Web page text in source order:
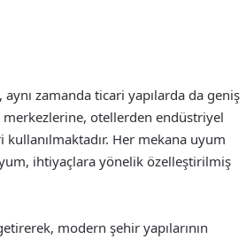
zamanda ticari yapılarda da geniş
merkezlerine, otellerden endüstriyel
Her mekana uyum
ihtiyaçlara yönelik özelleştirilmiş
modern şehir yapılarının